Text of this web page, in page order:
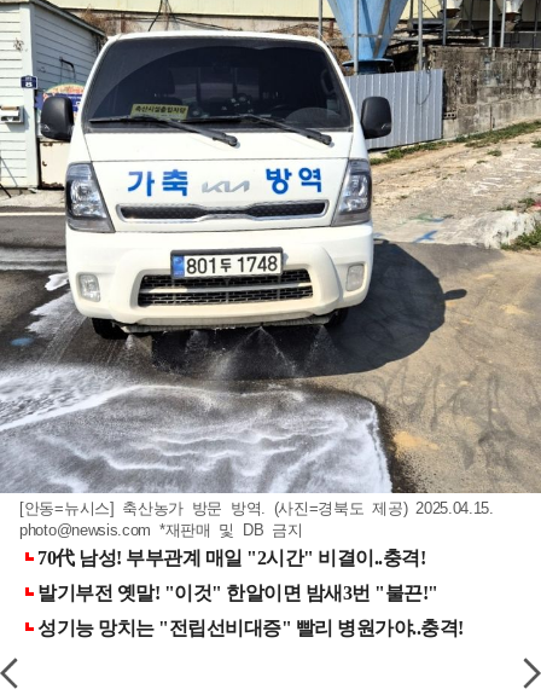
[안동=뉴시스] 축산농가 방문 방역. (사진=경북도 제공) 2025.04.15.
photo@newsis.com *재판매 및 DB 금지